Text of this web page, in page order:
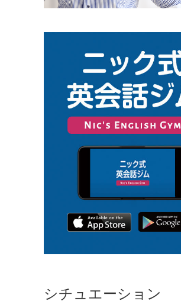
シチュエーション